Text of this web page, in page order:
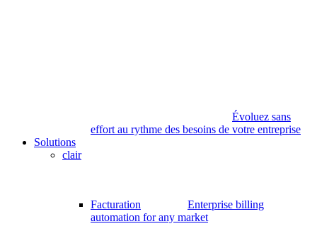
Évoluez sans
effort au rythme des besoins de votre entreprise
Solutions
clair
Facturation
Enterprise billing
automation for any market